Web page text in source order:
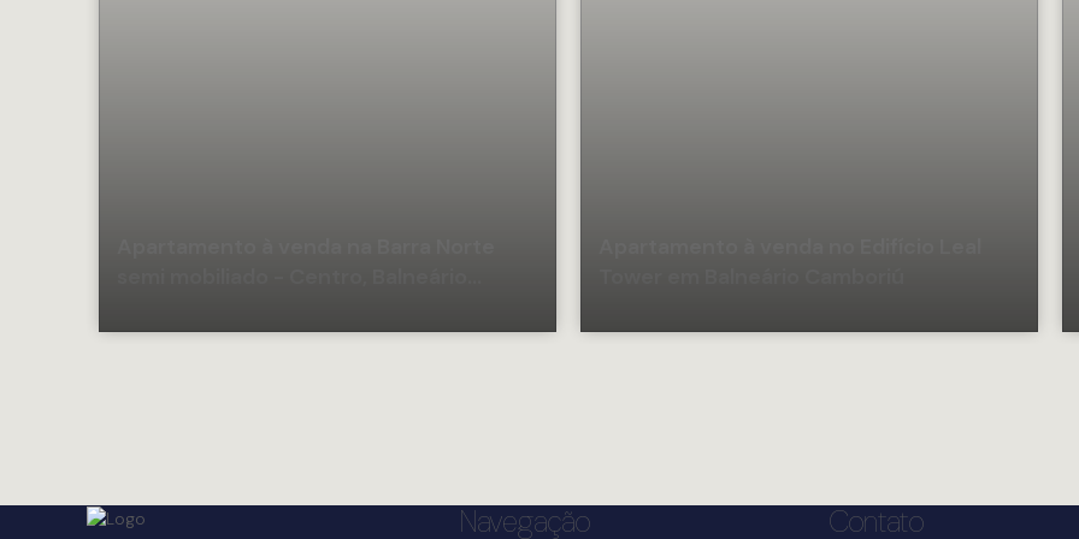
Navegação Contato